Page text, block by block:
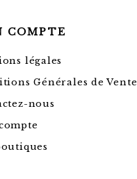
COMPTE
légales
Générales de Vente
nous